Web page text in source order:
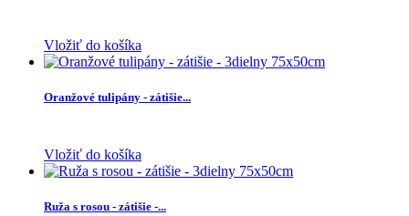
Vložiť do košíka
Oranžové tulipány - zátišie...
Vložiť do košíka
Ruža s rosou - zátišie -...